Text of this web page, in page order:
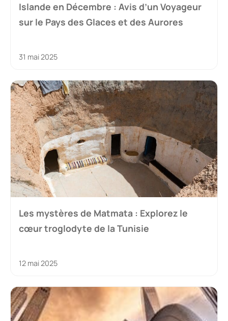
Islande en Décembre : Avis d’un Voyageur
sur le Pays des Glaces et des Aurores
31 mai 2025
Les mystères de Matmata : Explorez le
cœur troglodyte de la Tunisie
12 mai 2025